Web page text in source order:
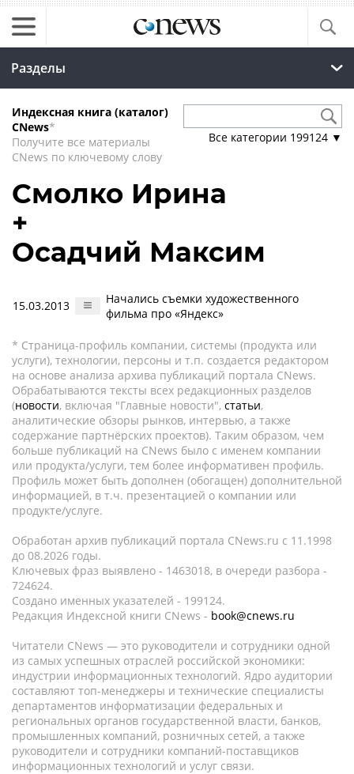
Разделы
Индексная книга (каталог)
CNews*
Получите все материалы
CNews по ключевому слову
Все категории 199124 ▼
Смолко Ирина
+
Осадчий Максим
15.03.2013
Начались съемки художественного
фильма про «Яндекс»
* Страница-профиль компании, системы (продукта или
услуги), технологии, персоны и т.п. создается редактором
на основе анализа архива публикаций портала CNews.
Обрабатываются тексты всех редакционных разделов
(новости, включая "Главные новости", статьи,
аналитические обзоры рынков, интервью, а также
содержание партнёрских проектов). Таким образом, чем
больше публикаций на CNews было с именем компании
или продукта/услуги, тем более информативен профиль.
Профиль может быть дополнен (обогащен) дополнительной
информацией, в т.ч. презентацией о компании или
продукте/услуге.
Обработан архив публикаций портала CNews.ru c 11.1998
до 08.2026 годы.
Ключевых фраз выявлено - 1463018, в очереди разбора -
724624.
Создано именных указателей - 199124.
Редакция Индексной книги CNews - book@cnews.ru
Читатели CNews — это руководители и сотрудники одной
из самых успешных отраслей российской экономики:
индустрии информационных технологий. Ядро аудитории
составляют топ-менеджеры и технические специалисты
департаментов информатизации федеральных и
региональных органов государственной власти, банков,
промышленных компаний, розничных сетей, а также
руководители и сотрудники компаний-поставщиков
информационных технологий и услуг связи.